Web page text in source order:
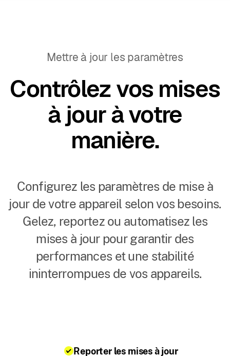
Mettre à jour les paramètres
Contrôlez vos mises
à jour à votre
manière.
Configurez les paramètres de mise à
jour de votre appareil selon vos besoins.
Gelez, reportez ou automatisez les
mises à jour pour garantir des
performances et une stabilité
ininterrompues de vos appareils.
Reporter les mises à jour